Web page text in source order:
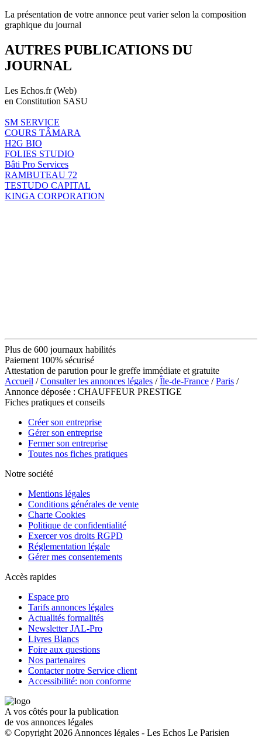
La présentation de votre annonce peut varier selon la composition
graphique du journal
AUTRES PUBLICATIONS DU
JOURNAL
Les Echos.fr (Web)
en Constitution SASU
SM SERVICE
COURS TÂMARA
H2G BIO
FOLIES STUDIO
Bâti Pro Services
RAMBUTEAU 72
TESTUDO CAPITAL
KINGA CORPORATION
Plus de 600 journaux habilités
Paiement 100% sécurisé
Attestation de parution pour le greffe immédiate et gratuite
Accueil /Consulter les annonces légales /Île-de-France /Paris /
Annonce déposée : CHAUFFEUR PRESTIGE
Fiches pratiques et conseils
Créer son entreprise
Gérer son entreprise
Fermer son entreprise
Toutes nos fiches pratiques
Notre société
Mentions légales
Conditions générales de vente
Charte Cookies
Politique de confidentialité
Exercer vos droits RGPD
Réglementation légale
Gérer mes consentements
Accès rapides
Espace pro
Tarifs annonces légales
Actualités formalités
Newsletter JAL-Pro
Livres Blancs
Foire aux questions
Nos partenaires
Contacter notre Service client
Accessibilité: non conforme
A vos côtés pour la publication
de vos annonces légales
© Copyright 2026 Annonces légales - Les Echos Le Parisien